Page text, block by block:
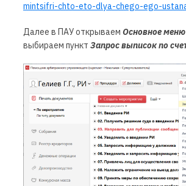
mintsifri-chto-eto-dlya-chego-ego-
Далее в ПАУ открываем Основное меню
выбираем пункт Запрос выписок по